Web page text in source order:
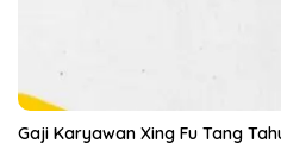
Gaji Karyawan Xing Fu Tang